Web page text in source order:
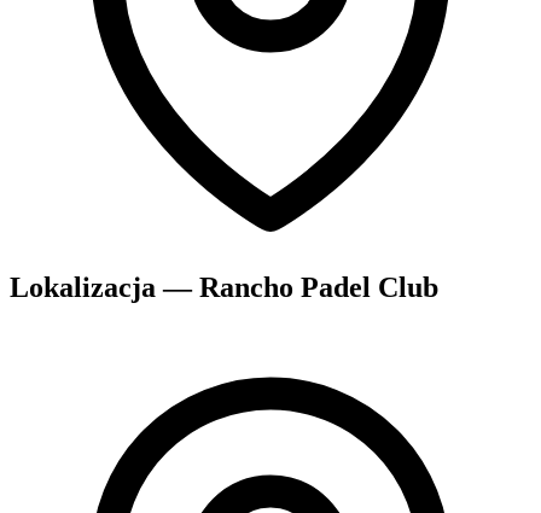
Lokalizacja — Rancho Padel Club